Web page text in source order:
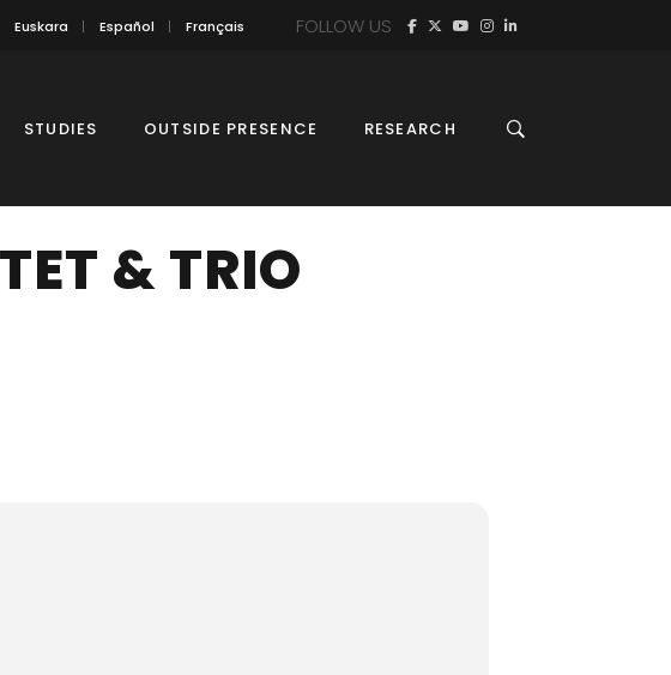
Euskara Español Français FOLLOW US
STUDIES OUTSIDE PRESENCE RESEARCH
& TRIO